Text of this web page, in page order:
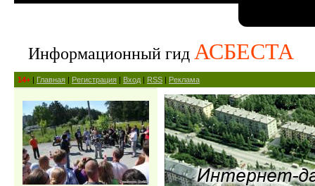
Информационный гид АСБЕСТА
14+ | Главная | Регистрация | Вход | RSS | Реклама